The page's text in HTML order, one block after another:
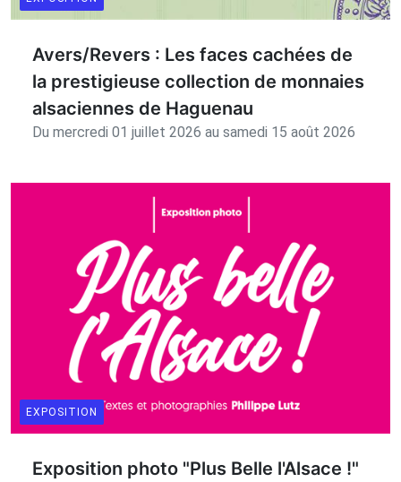
Avers/Revers : Les faces cachées de
la prestigieuse collection de monnaies
alsaciennes de Haguenau
Du mercredi 01 juillet 2026 au samedi 15 août 2026
EXPOSITION
Exposition photo "Plus Belle l'Alsace !"